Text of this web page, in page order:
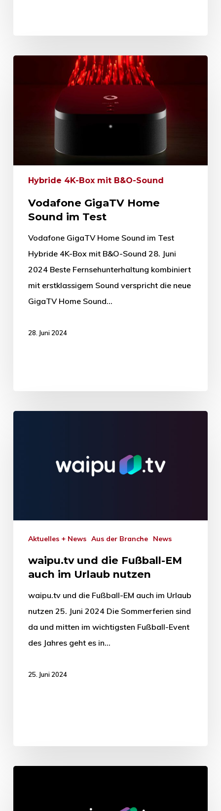
Hybride 4K-Box mit B&O-Sound
Vodafone GigaTV Home
Sound im Test
Vodafone GigaTV Home Sound im Test
Hybride 4K-Box mit B&O-Sound 28. Juni
2024 Beste Fernsehunterhaltung kombiniert
mit erstklassigem Sound verspricht die neue
GigaTV Home Sound…
28. Juni 2024
Aktuelles + News Aus der Branche News
waipu.tv und die Fußball-EM
auch im Urlaub nutzen
waipu.tv und die Fußball-EM auch im Urlaub
nutzen 25. Juni 2024 Die Sommerferien sind
da und mitten im wichtigsten Fußball-Event
des Jahres geht es in…
25. Juni 2024